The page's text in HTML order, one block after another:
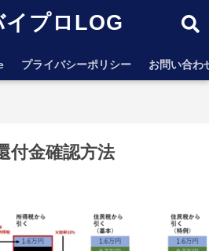
イプロLOG
プライバシーポリシー お問い合わ
付金確認方法